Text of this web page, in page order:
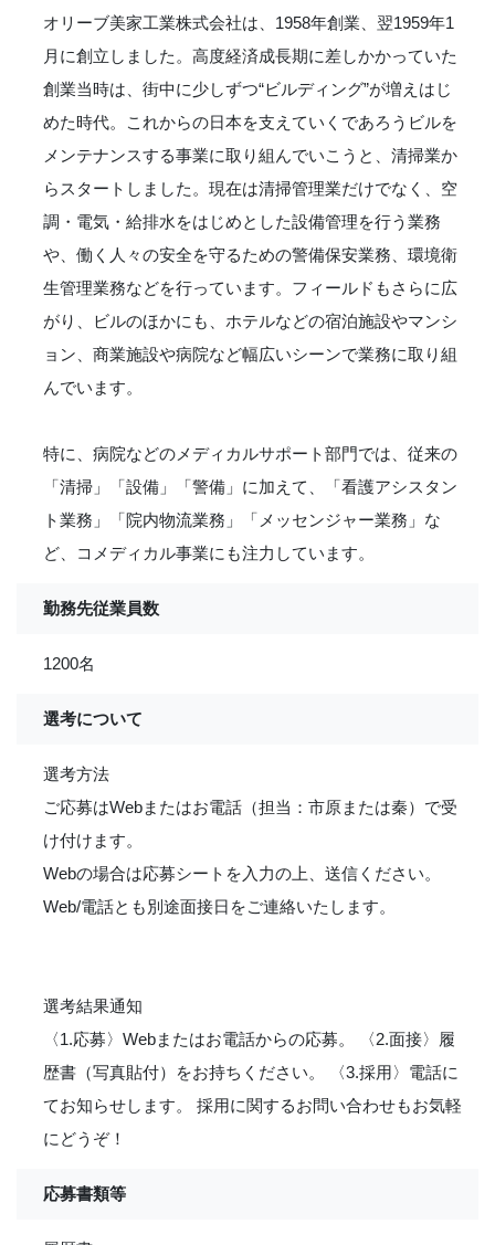
オリーブ美家工業株式会社は、1958年創業、翌1959年1
月に創立しました。高度経済成長期に差しかかっていた
創業当時は、街中に少しずつ“ビルディング”が増えはじ
めた時代。これからの日本を支えていくであろうビルを
メンテナンスする事業に取り組んでいこうと、清掃業か
らスタートしました。現在は清掃管理業だけでなく、空
調・電気・給排水をはじめとした設備管理を行う業務
や、働く人々の安全を守るための警備保安業務、環境衛
生管理業務などを行っています。フィールドもさらに広
がり、ビルのほかにも、ホテルなどの宿泊施設やマンシ
ョン、商業施設や病院など幅広いシーンで業務に取り組
んでいます。
特に、病院などのメディカルサポート部門では、従来の
「清掃」「設備」「警備」に加えて、「看護アシスタン
ト業務」「院内物流業務」「メッセンジャー業務」な
ど、コメディカル事業にも注力しています。
勤務先従業員数
1200名
選考について
選考方法
ご応募はWebまたはお電話（担当：市原または秦）で受
け付けます。
Webの場合は応募シートを入力の上、送信ください。
Web/電話とも別途面接日をご連絡いたします。
選考結果通知
〈1.応募〉Webまたはお電話からの応募。 〈2.面接〉履
歴書（写真貼付）をお持ちください。 〈3.採用〉電話に
てお知らせします。 採用に関するお問い合わせもお気軽
にどうぞ！
応募書類等